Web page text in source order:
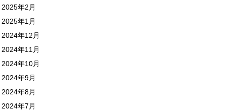
2025年2月
2025年1月
2024年12月
2024年11月
2024年10月
2024年9月
2024年8月
2024年7月